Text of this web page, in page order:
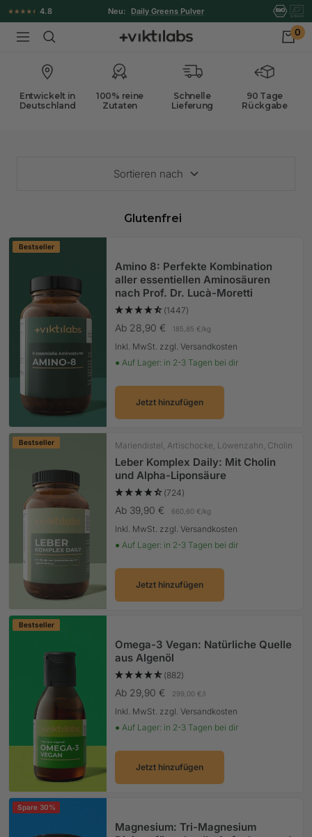
Direkt
zum
Inhalt
4.8 Neu: Daily Greens Pulver
Navigation Viktilabs 0
Entwickelt in
Deutschland
100% reine
Zutaten
Schnelle
Lieferung
90 Tage
Rückgabe
Sortieren nach
Glutenfrei
Bestseller
Amino 8: Perfekte Kombination
aller essentiellen Aminosäuren
nach Prof. Dr. Lucà-Moretti
(1447)
Angebotspreis
Ab 28,90 € 185,85 €/kg
Inkl. MwSt. zzgl. Versandkosten
● Auf Lager: in 2-3 Tagen bei dir
Jetzt hinzufügen
Bestseller Mariendistel, Artischocke, Löwenzahn, Cholin
Leber Komplex Daily: Mit Cholin
und Alpha-Liponsäure
(724)
Angebotspreis
Ab 39,90 € 660,60 €/kg
Inkl. MwSt. zzgl. Versandkosten
● Auf Lager: in 2-3 Tagen bei dir
Jetzt hinzufügen
Bestseller
Omega-3 Vegan: Natürliche Quelle
aus Algenöl
(882)
Angebotspreis
Ab 29,90 € 299,00 €/
Inkl. MwSt. zzgl. Versandkosten
● Auf Lager: in 2-3 Tagen bei dir
Jetzt hinzufügen
Spare 30%
Magnesium: Tri-Magnesium